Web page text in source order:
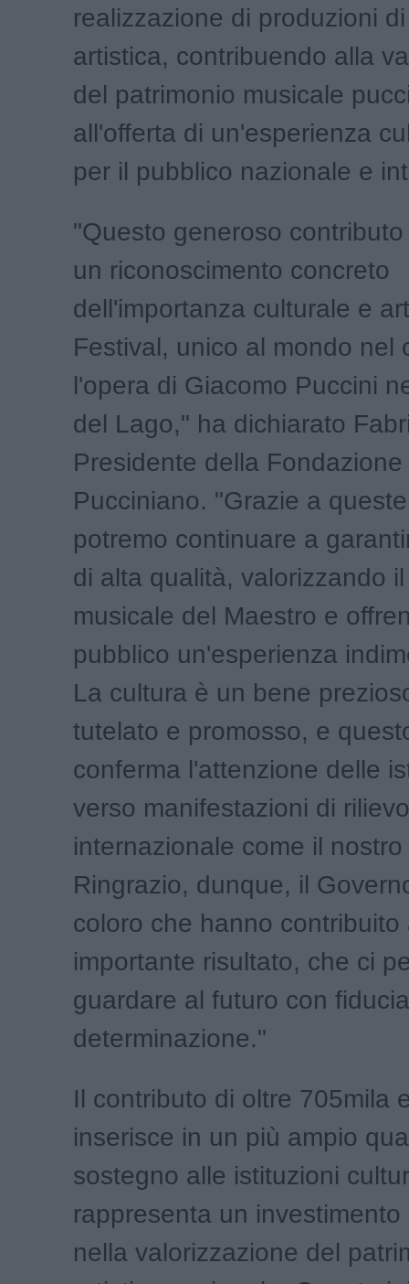
realizzazione di produzioni
artistica, contribuendo alla
del patrimonio musicale
all'offerta di un'esperienza
per il pubblico nazionale e
"Questo generoso
un riconoscimento concreto
dell'importanza culturale e
Festival, unico al mondo nel
l'opera di Giacomo Puccini
del Lago," ha dichiarato
Presidente della
Pucciniano. "Grazie a
potremo continuare a
di alta qualità, valorizzando
musicale del Maestro e
pubblico un'esperienza
La cultura è un bene
tutelato e promosso, e
conferma l'attenzione delle
verso manifestazioni di rilievo
internazionale come il
Ringrazio, dunque, il
coloro che hanno contribuito
importante risultato, che ci
guardare al futuro con
determinazione."
Il contributo di oltre 705mila
inserisce in un più ampio
sostegno alle istituzioni
rappresenta un investimento
nella valorizzazione del